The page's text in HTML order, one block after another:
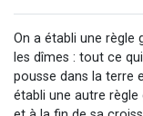
On a établi une règle
les dîmes : tout ce
pousse dans la terre
établi une autre